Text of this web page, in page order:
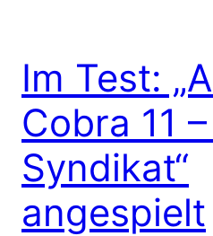
Im Test:
Cobra 11
Syndikat“
angespielt